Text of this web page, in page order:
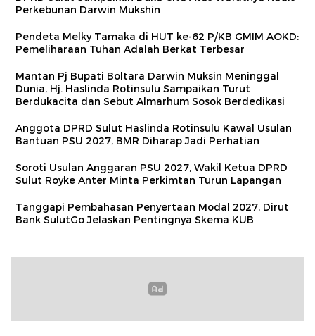
Perkebunan Darwin Mukshin
Pendeta Melky Tamaka di HUT ke-62 P/KB GMIM AOKD:
Pemeliharaan Tuhan Adalah Berkat Terbesar
Mantan Pj Bupati Boltara Darwin Muksin Meninggal
Dunia, Hj. Haslinda Rotinsulu Sampaikan Turut
Berdukacita dan Sebut Almarhum Sosok Berdedikasi
Anggota DPRD Sulut Haslinda Rotinsulu Kawal Usulan
Bantuan PSU 2027, BMR Diharap Jadi Perhatian
Soroti Usulan Anggaran PSU 2027, Wakil Ketua DPRD
Sulut Royke Anter Minta Perkimtan Turun Lapangan
Tanggapi Pembahasan Penyertaan Modal 2027, Dirut
Bank SulutGo Jelaskan Pentingnya Skema KUB